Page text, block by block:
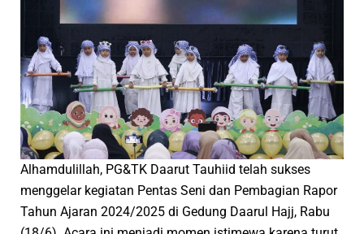
Alhamdulillah, PG&TK Daarut Tauhiid telah sukses
menggelar kegiatan Pentas Seni dan Pembagian Rapor
Tahun Ajaran 2024/2025 di Gedung Daarul Hajj, Rabu